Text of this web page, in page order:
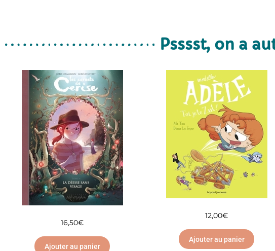
Psssst, on a
16,50€
Ajouter au panier
12,00€
Ajouter au panier